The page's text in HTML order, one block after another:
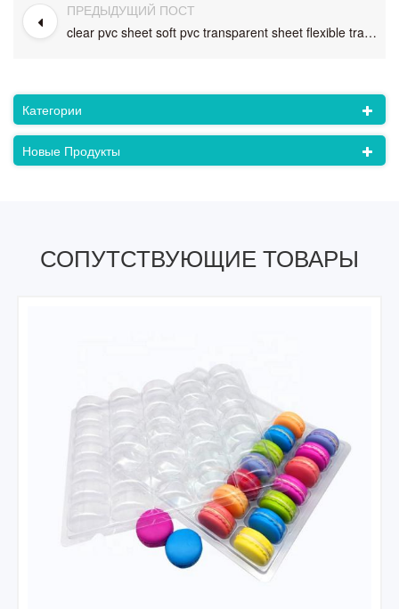
ПРЕДЫДУЩИЙ ПОСТ
clear pvc sheet soft pvc transparent sheet flexible transparent plastic sheet
Категории
Новые Продукты
СОПУТСТВУЮЩИЕ ТОВАРЫ